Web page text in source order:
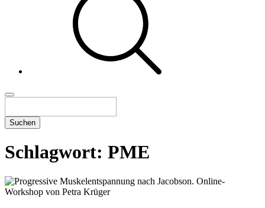
Suchen
Schlagwort: PME